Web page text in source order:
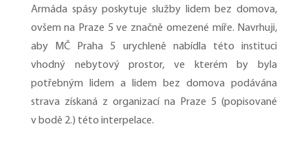
Armáda spásy poskytuje služby lidem bez domova,
ovšem na Praze 5 ve značně omezené míře. Navrhuji,
aby MČ Praha 5 urychleně nabídla této instituci
vhodný nebytový prostor, ve kterém by byla
potřebným lidem a lidem bez domova podávána
strava získaná z organizací na Praze 5 (popisované
v bodě 2.) této interpelace.